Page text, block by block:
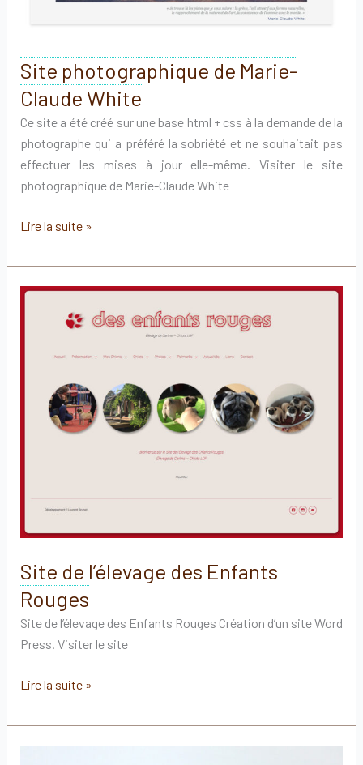
Site photographique de Marie-
Claude White
Ce site a été créé sur une base html + css à la demande de la
photographe qui a préféré la sobriété et ne souhaitait pas
effectuer les mises à jour elle-même. Visiter le site
photographique de Marie-Claude White
Site
de
Marie-
Lire la suite »
Site de l’élevage des Enfants
Rouges
Site de l’élevage des Enfants Rouges Création d’un site Word
Press. Visiter le site
Site
l’élevage
Lire la suite »